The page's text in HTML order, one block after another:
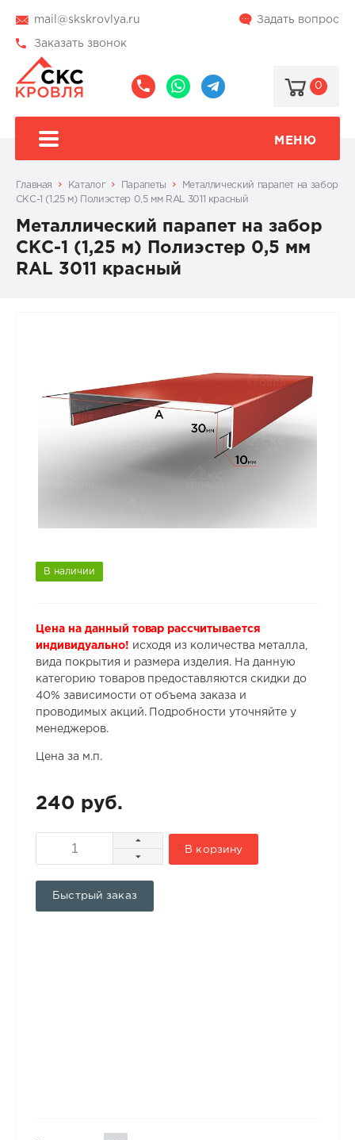
mail@skskrovlya.ru Задать вопрос
Заказать звонок
0
МЕНЮ
Главная Каталог Парапеты
Металлический парапет на забор
СКС-1 (1,25 м) Полиэстер 0,5 мм RAL 3011 красный
Металлический парапет на забор
СКС-1 (1,25 м) Полиэстер 0,5 мм
RAL 3011 красный
В наличии
Цена на данный товар рассчитывается
индивидуально! исходя из количества металла,
вида покрытия и размера изделия. На данную
категорию товаров предоставляются скидки до
40% зависимости от объема заказа и
проводимых акций. Подробности уточняйте у
менеджеров.
Цена за м.п.
240 руб.
В корзину
Быстрый заказ